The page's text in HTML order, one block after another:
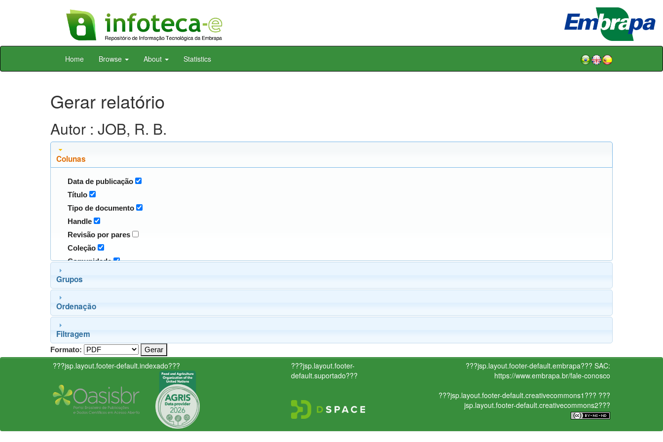
Skip
Home Browse About Statistics
Gerar relatório
Autor : JOB, R. B.
Colunas
Data de publicação
Título
Tipo de documento
Handle
Revisão por pares
Coleção
Comunidade
Grupos
Ordenação
Filtragem
Formato:
???jsp.layout.footer-default.indexado???
???jsp.layout.footer-
default.suportado???
???jsp.layout.footer-default.embrapa??? SAC:
https://www.embrapa.br/fale-conosco
???jsp.layout.footer-default.creativecommons1??? ???
jsp.layout.footer-default.creativecommons2???